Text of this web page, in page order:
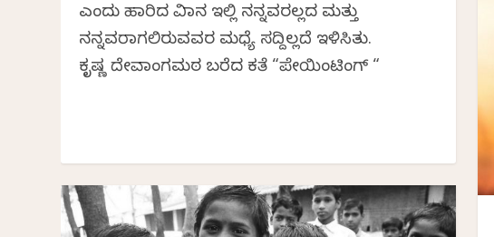
ಎಂದು ಹಾರಿದ ವಿಮಾನ ಇಲ್ಲಿ ನನ್ನವರಲ್ಲದ ಮತ್ತು
ನನ್ನವರಾಗಲಿರುವವರ ಮಧ್ಯೆ ಸದ್ದಿಲ್ಲದೆ ಇಳಿಸಿತು.
ಕೃಷ್ಣ ದೇವಾಂಗಮಠ ಬರೆದ ಕತೆ “ಪೇಯಿಂಟಿಂಗ್ “